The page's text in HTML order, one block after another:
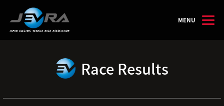
MENU
Race Results